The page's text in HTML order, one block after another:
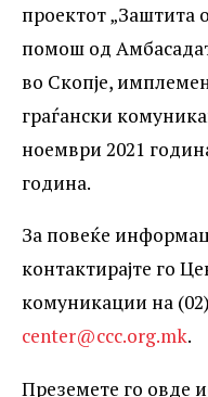
проектот „Заштита
помош од
во Скопје,
граѓански
ноември 2021
година.
За повеќе
контактирајте го
комуникации на
center@ccc.org.mk.
Преземете го овде